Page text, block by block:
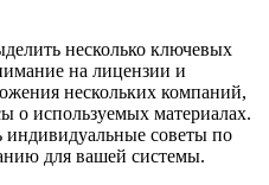
несколько ключевых
на лицензии и
нескольких компаний,
о используемых материалах.
индивидуальные советы по
для вашей системы.